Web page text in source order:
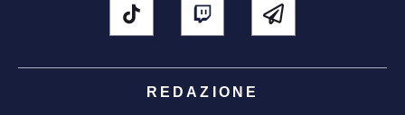
REDAZIONE